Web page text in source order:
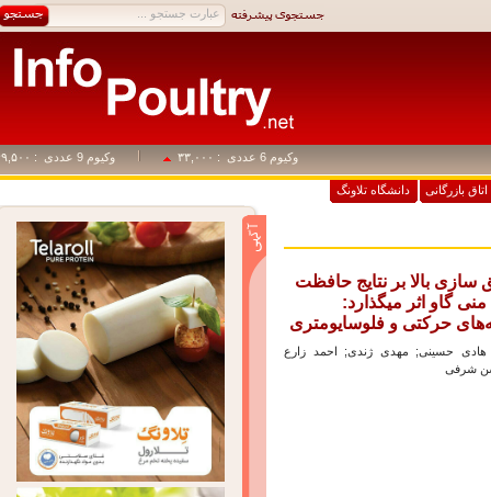
وکیوم 6 عددی : ۳۳,۰۰۰ وکیوم 9 عددی : ۴۹,۵۰۰
بازرگانی دانشگاه تلاونگ
بالا بر نتایج حافظت
گاو اثر میگذارد:
حرکتی و فلوسایومتری
حسینی; مهدی ژندی; احمد زارع
شرفی